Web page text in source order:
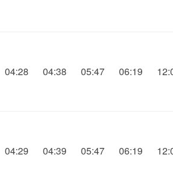
04:28 04:38 05:47 06:19
04:29 04:39 05:47 06:19